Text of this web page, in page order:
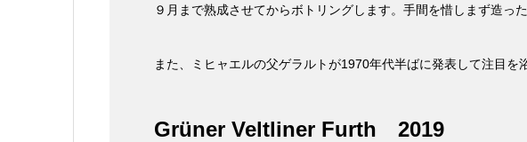
９月まで熟成させてからボトリングします。手間を惜しまず造っ
また、ミヒャエルの父ゲラルトが1970年代半ばに発表して注目
Grüner Veltliner Furth 2019